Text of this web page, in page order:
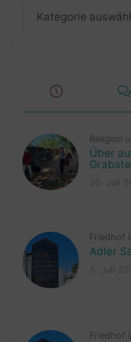
Religion
Über
Friedhof
Adler
Friedhof